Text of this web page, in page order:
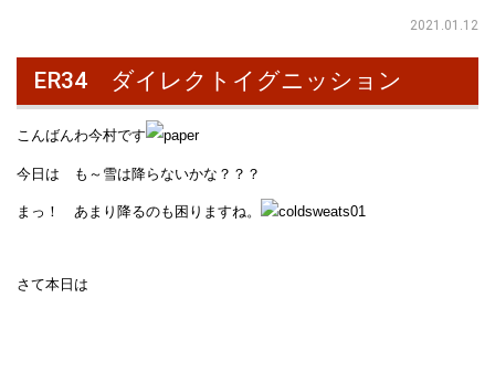
2021.01.12
ER34 ダイレクトイグニッション
こんばんわ今村です
今日は も～雪は降らないかな？？？
まっ！ あまり降るのも困りますね。
さて本日は